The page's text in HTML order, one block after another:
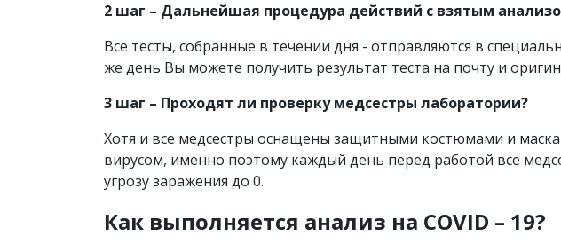
2 шаг – Дальнейшая процедура действий с взятым
Все тесты, собранные в течении дня - отправляются в
же день Вы можете получить результат теста на почту и
3 шаг – Проходят ли проверку медсестры лаборатории?
Хотя и все медсестры оснащены защитными костюмами и
вирусом, именно поэтому каждый день перед работой все
угрозу заражения до 0.
Как выполняется анализ на COVID – 19?